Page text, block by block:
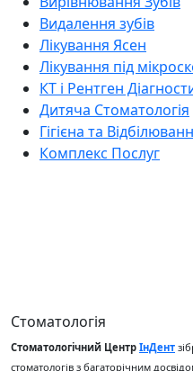
Видалення зубів
Лікування Ясен
Лікування під
КТ і Рентген
Дитяча Стоматологія
Гігієна та
Комплекс Послуг
Стоматології
Стоматологія
Стоматологічний Центр ІнДент
стоматологів з багаторічним